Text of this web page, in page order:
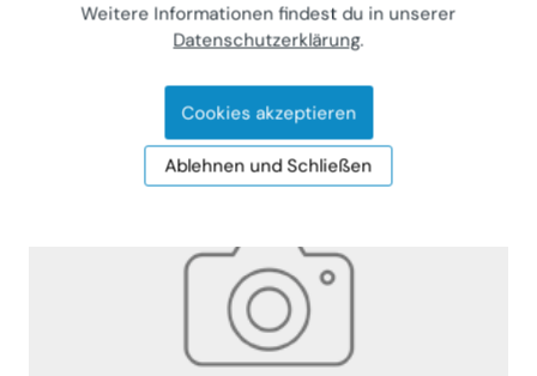
€ 2.100
Letzte Aktualisierung: 11.06.2026
Weitere Informationen findest du in unserer
Datenschutzerklärung.
Cookies akzeptieren
Ablehnen und Schließen